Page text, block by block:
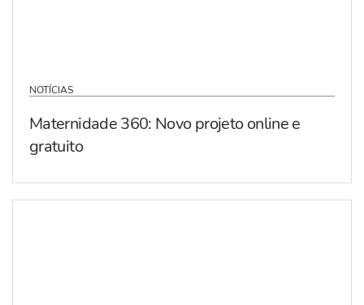
NOTÍCIAS
Maternidade 360: Novo projeto online e
gratuito